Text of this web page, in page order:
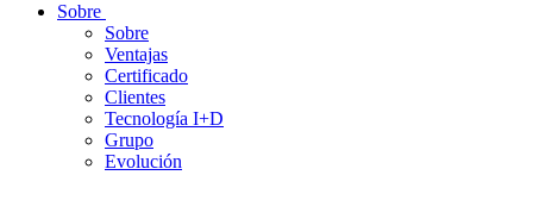
Sobre
Sobre
Ventajas
Certificado
Clientes
Tecnología I+D
Grupo
Evolución